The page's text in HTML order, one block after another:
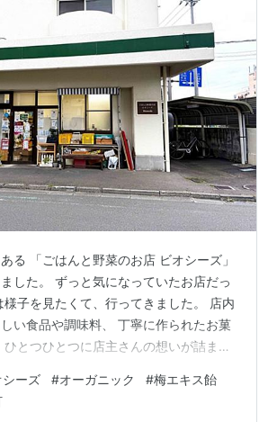
る 「ごはんと野菜のお店 ビオシーズ」
した。 ずっと気になっていたお店だっ
様子を見たくて、行ってきました。 店内
い食品や調味料、 丁寧に作られたお菓
とつひとつに店主さんの想いが詰まっ
てとても丁寧に説明をしてくださり、
の愛情とこだわりが伝わってきまし
シーズ #オーガニック #梅エキス飴